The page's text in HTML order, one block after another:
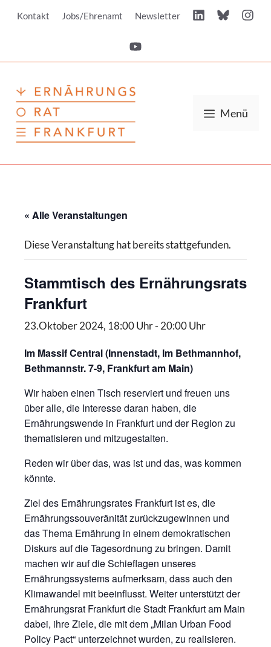
InhaltKontakt Jobs/Ehrenamt Newsletter
Menü
« Alle Veranstaltungen
Diese Veranstaltung hat bereits stattgefunden.
Stammtisch des Ernährungsrats
Frankfurt
23.Oktober 2024, 18:00 Uhr- 20:00 Uhr
Im Massif Central (Innenstadt, Im Bethmannhof,
Bethmannstr. 7-9, Frankfurt am Main)
Wir haben einen Tisch reserviert und freuen uns
über alle, die Interesse daran haben, die
Ernährungswende in Frankfurt und der Region zu
thematisieren und mitzugestalten.
Reden wir über das, was ist und das, was kommen
könnte.
Ziel des Ernährungsrates Frankfurt ist es, die
Ernährungssouveränität zurückzugewinnen und
das Thema Ernährung in einem demokratischen
Diskurs auf die Tagesordnung zu bringen. Damit
machen wir auf die Schieflagen unseres
Ernährungssystems aufmerksam, dass auch den
Klimawandel mit beeinflusst. Weiter unterstützt der
Ernährungsrat Frankfurt die Stadt Frankfurt am Main
dabei, ihre Ziele, die mit dem „Milan Urban Food
Policy Pact“ unterzeichnet wurden, zu realisieren.